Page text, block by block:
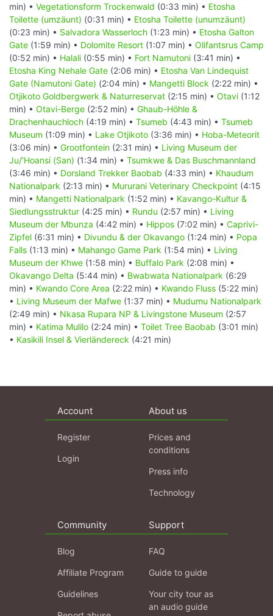
min) • Vegetationsform Trockenwald (0:33 min) • Etosha
Toilette (umzäunt) (0:31 min) • Etosha Toilette (unumzäunt)
(0:23 min) • Salvadora Wasserloch (1:23 min) • Etosha Galton
Gate (1:59 min) • Dolomite Resort (1:07 min) • Olifantsrus Camp
(0:52 min) • Halali (0:55 min) • Fort Namutoni (3:41 min) •
Etosha King Nehale Gate (2:06 min) • Etosha Van Lindequist
Gate (Namutoni Gate) (2:04 min) • Mangetti Block (2:22 min) •
Otjikoto Goldbergwerk & Naturreservat (2:15 min) • Otavi (1:12
min) • Otavi-Berge (2:52 min) • Ghaub-Höhle &
Drachenhauchloch (4:19 min) • Tsumeb (4:43 min) • Tsumeb
Museum (1:09 min) • Lake Otjikoto (3:36 min) • Hoba-Meteorit
(3:06 min) • Grootfontein (2:31 min) • Living Museum der
Ju/‘Hoansi (San) (1:34 min) • Tsumkwe & Das Buschmannland
(3:46 min) • Dorsland Trekker Baobab (4:33 min) • Khaudum
Nationalpark (2:13 min) • Mururani Veterinary Checkpoint (4:15
min) • Mangetti Nationalpark (1:52 min) • Kavango-Kultur &
Siedlungsstruktur (4:25 min) • Rundu (2:57 min) • Living
Museum der Mbunza (4:42 min) • Hippos (7:02 min) • Caprivi-
Zipfel (6:31 min) • Divundu & der Okavango (1:24 min) • Popa
Falls (1:13 min) • Mahango Game Park (1:54 min) • Living
Museum der Khwe (1:58 min) • Buffalo Park (2:08 min) •
Okavango Delta (5:44 min) • Bwabwata Nationalpark (6:29
min) • Kwando Core Area (2:22 min) • Kwando Fluss (5:22 min)
• Living Museum der Mafwe (1:37 min) • Mudumu Nationalpark
(2:49 min) • Nkasa Rupara NP & Livingstone Museum (2:57
min) • Katima Mulilo (2:24 min) • Toilet Tree Baobab (3:01 min)
• Kasikili Insel & Vierländereck (4:21 min)
Account
Register
Login
About us
Prices and
conditions
Press info
Technology
Community
Blog
Affiliate Program
Guidelines
Support
FAQ
Guide to guide
Your city tour as
an audio guide